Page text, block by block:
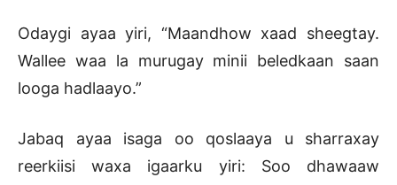
Odaygi ayaa yiri, “Maandhow xaad sheegtay.
Wallee waa la murugay minii beledkaan saan
looga hadlaayo.”
Jabaq ayaa isaga oo qoslaaya u sharraxay
reerkiisi waxa igaarku yiri: Soo dhawaaw